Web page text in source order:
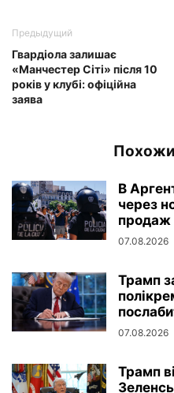
Предыдущий
Гвардіола залишає
«Манчестер Сіті» після 10
років у клубі: офіційна
заява
В
через
продаж
07.08.2026
Трамп
07.08.2026
Трамп